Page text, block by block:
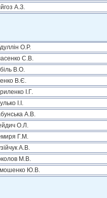
А.З.
О.Р.
С.В.
В.О.
В.Є.
І.Г.
І.І.
А.В.
О.Л.
Г.М.
А.В.
М.В.
Ю.В.